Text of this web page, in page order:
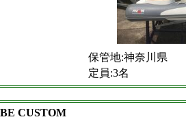
保管地:神奈川県
定員:3名
CUSTOM